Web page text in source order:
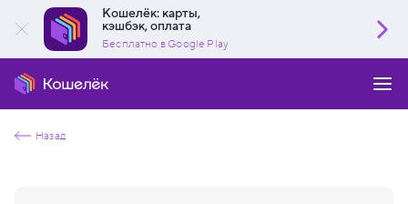
Кошелёк: карты,
кэшбэк, оплата
Бесплатно в Google Play
Назад